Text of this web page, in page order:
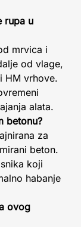
rupa u
mrvica i
od vlage,
HM vrhove.
alata.
betonu?
za
beton.
koji
habanje
ovog